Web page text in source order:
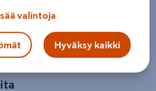
valintoja
Hyväksy kaikki